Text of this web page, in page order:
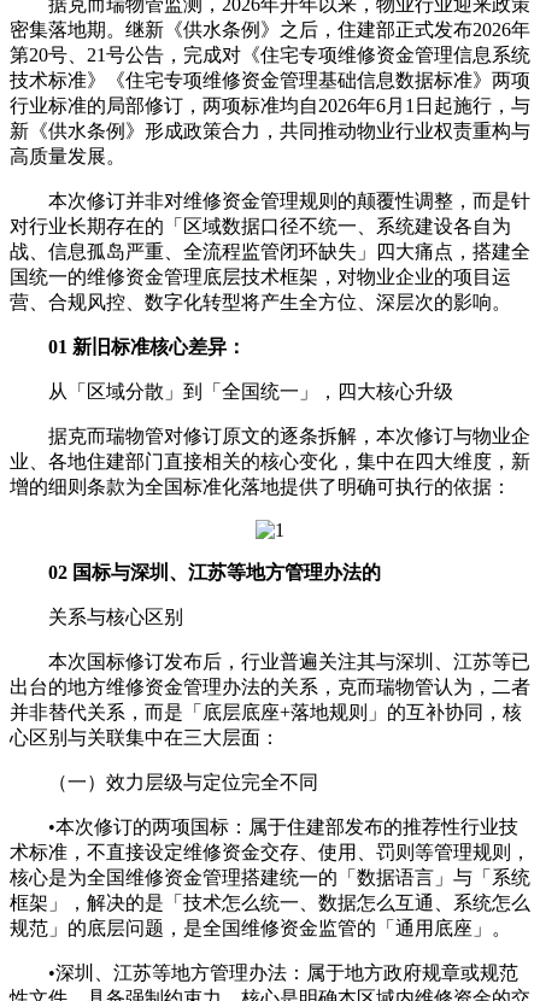
据克而瑞物管监测，2026年开年以来，物业行业迎来政策
密集落地期。继新《供水条例》之后，住建部正式发布2026年
第20号、21号公告，完成对《住宅专项维修资金管理信息系统
技术标准》《住宅专项维修资金管理基础信息数据标准》两项
行业标准的局部修订，两项标准均自2026年6月1日起施行，与
新《供水条例》形成政策合力，共同推动物业行业权责重构与
高质量发展。
本次修订并非对维修资金管理规则的颠覆性调整，而是针
对行业长期存在的「区域数据口径不统一、系统建设各自为
战、信息孤岛严重、全流程监管闭环缺失」四大痛点，搭建全
国统一的维修资金管理底层技术框架，对物业企业的项目运
营、合规风控、数字化转型将产生全方位、深层次的影响。
01 新旧标准核心差异：
从「区域分散」到「全国统一」，四大核心升级
据克而瑞物管对修订原文的逐条拆解，本次修订与物业企
业、各地住建部门直接相关的核心变化，集中在四大维度，新
增的细则条款为全国标准化落地提供了明确可执行的依据：
02 国标与深圳、江苏等地方管理办法的
关系与核心区别
本次国标修订发布后，行业普遍关注其与深圳、江苏等已
出台的地方维修资金管理办法的关系，克而瑞物管认为，二者
并非替代关系，而是「底层底座+落地规则」的互补协同，核
心区别与关联集中在三大层面：
（一）效力层级与定位完全不同
•本次修订的两项国标：属于住建部发布的推荐性行业技
术标准，不直接设定维修资金交存、使用、罚则等管理规则，
核心是为全国维修资金管理搭建统一的「数据语言」与「系统
框架」，解决的是「技术怎么统一、数据怎么互通、系统怎么
规范」的底层问题，是全国维修资金监管的「通用底座」。
•深圳、江苏等地方管理办法：属于地方政府规章或规范